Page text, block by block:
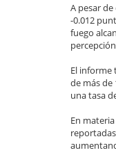
A pesar
-0.012
fuego
El informe
de más de
una tasa
En